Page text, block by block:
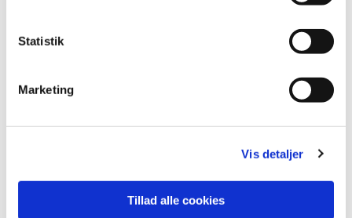
Statistik
Marketing
Vis detaljer
Tillad alle cookies